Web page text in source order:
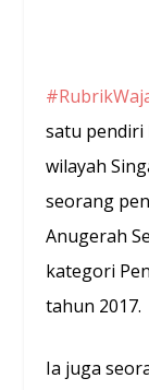
satu pendiri
wilayah
seorang
Anugerah
kategori
tahun 2017.
Ia juga